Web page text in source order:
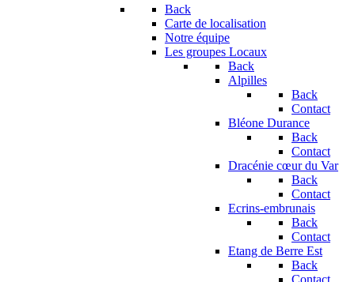
Back
Carte de localisation
Notre équipe
Les groupes Locaux
Back
Alpilles
Back
Contact
Bléone Durance
Back
Contact
Dracénie cœur du Var
Back
Contact
Ecrins-embrunais
Back
Contact
Etang de Berre Est
Back
Contact